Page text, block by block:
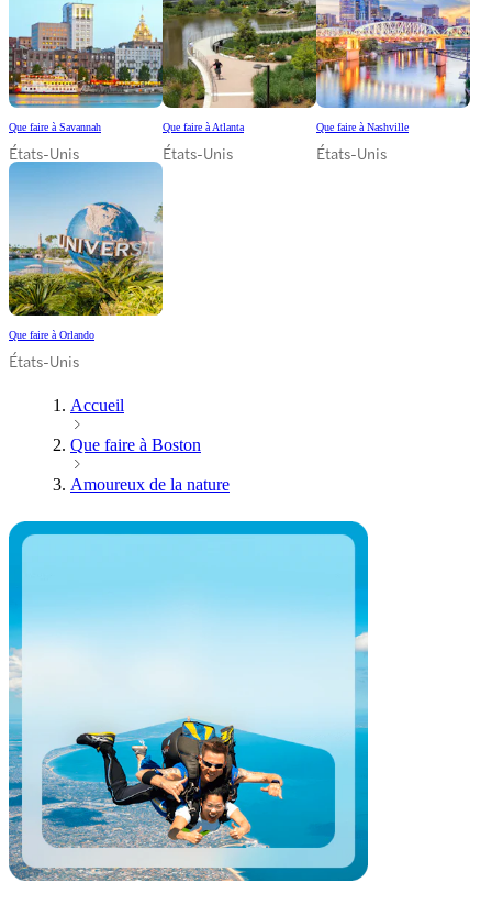
Que faire à Savannah
États-Unis
Que faire à Atlanta
États-Unis
Que faire à Nashville
États-Unis
Que faire à Orlando
États-Unis
Accueil
Que faire à Boston
Amoureux de la nature